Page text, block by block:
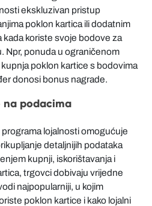
ekskluzivan pristup
poklon kartica ili dodatnim
koriste svoje bodove za
Npr, ponuda u ograničenom
poklon kartice s bodovima
donosi bonus nagrade.
podacima
lojalnosti omogućuje
detaljnijih podataka
kupnji, iskorištavanja i
trgovci dobivaju vrijedne
najpopularniji, u kojim
poklon kartice i kako lojalni